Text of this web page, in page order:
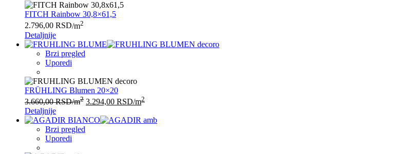
FITCH Rainbow 30,8×61,5
2.796,00 RSD/m2
Detaljnije
Brzi pregled
Uporedi
FRÜHLING Blumen 20×20
3.660,00RSD/m2 3.294,00 RSD/m2
Detaljnije
Brzi pregled
Uporedi